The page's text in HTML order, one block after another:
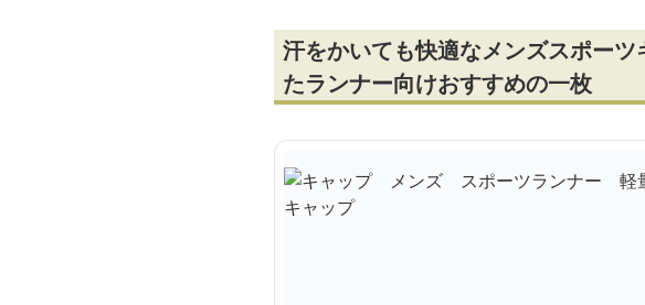
汗をかいても快適なメンズスポー
たランナー向けおすすめの一枚